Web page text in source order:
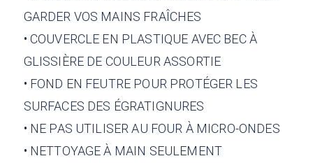
GARDER VOS MAINS FRAÎCHES
• COUVERCLE EN PLASTIQUE AVEC BEC À
GLISSIÈRE DE COULEUR ASSORTIE
• FOND EN FEUTRE POUR PROTÉGER LES
SURFACES DES ÉGRATIGNURES
• NE PAS UTILISER AU FOUR À MICRO-ONDES
• NETTOYAGE À MAIN SEULEMENT